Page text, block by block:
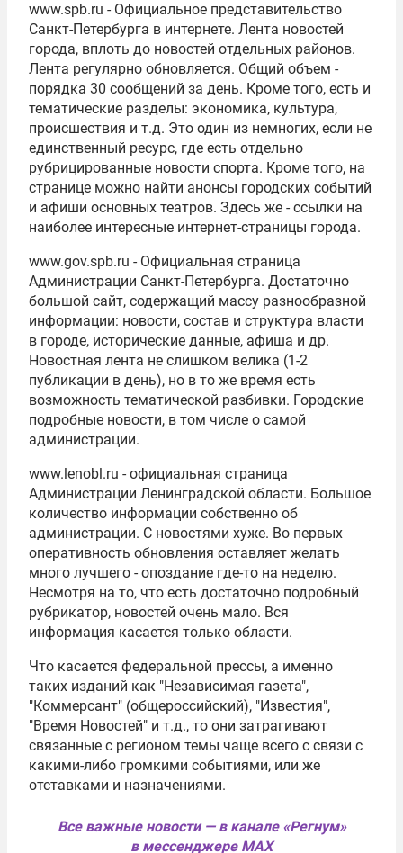
www.spb.ru - Официальное представительство
Санкт-Петербурга в интернете. Лента новостей
города, вплоть до новостей отдельных районов.
Лента регулярно обновляется. Общий объем -
порядка 30 сообщений за день. Кроме того, есть и
тематические разделы: экономика, культура,
происшествия и т.д. Это один из немногих, если не
единственный ресурс, где есть отдельно
рубрицированные новости спорта. Кроме того, на
странице можно найти анонсы городских событий
и афиши основных театров. Здесь же - ссылки на
наиболее интересные интернет-страницы города.
www.gov.spb.ru - Официальная страница
Администрации Санкт-Петербурга. Достаточно
большой сайт, содержащий массу разнообразной
информации: новости, состав и структура власти
в городе, исторические данные, афиша и др.
Новостная лента не слишком велика (1-2
публикации в день), но в то же время есть
возможность тематической разбивки. Городские
подробные новости, в том числе о самой
администрации.
www.lenobl.ru - официальная страница
Администрации Ленинградской области. Большое
количество информации собственно об
администрации. С новостями хуже. Во первых
оперативность обновления оставляет желать
много лучшего - опоздание где-то на неделю.
Несмотря на то, что есть достаточно подробный
рубрикатор, новостей очень мало. Вся
информация касается только области.
Что касается федеральной прессы, а именно
таких изданий как "Независимая газета",
"Коммерсант" (общероссийский), "Известия",
"Время Новостей" и т.д., то они затрагивают
связанные с регионом темы чаще всего с связи с
какими-либо громкими событиями, или же
отставками и назначениями.
Все важные новости — в канале «Регнум»
в мессенджере MAX